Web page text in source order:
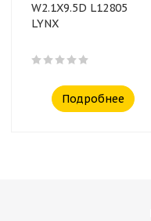
W2.1X9.5D L12805
LYNX
Подробнее